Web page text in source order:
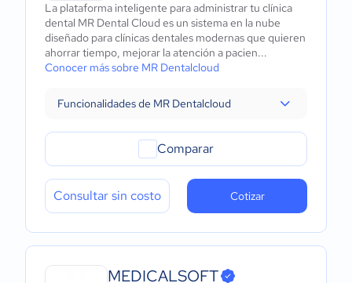
La plataforma inteligente para administrar tu clínica
dental MR Dental Cloud es un sistema en la nube
diseñado para clínicas dentales modernas que quieren
ahorrar tiempo, mejorar la atención a pacien...
Conocer más sobre MR Dentalcloud
Funcionalidades de MR Dentalcloud
Comparar
Consultar sin costo Cotizar
MEDICALSOFT